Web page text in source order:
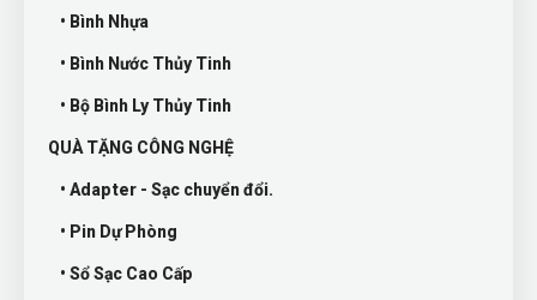
• Bình Nhựa
• Bình Nước Thủy Tinh
• Bộ Bình Ly Thủy Tinh
QUÀ TẶNG CÔNG NGHỆ
• Adapter - Sạc chuyển đổi.
• Pin Dự Phòng
• Sổ Sạc Cao Cấp